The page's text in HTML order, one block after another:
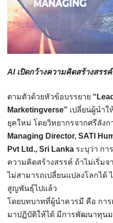
AI เปิดกว้างความคิดสร้างสรร
ตามตัวด้วยหัวข้อบรรยาย
Marketingverse” เปลี่ยนผู้นำ
ยุคใหม่ โดยวิทยากรจากศรีลังก
Managing Director, SATI
Pvt Ltd., Sri Lanka ระบุว่า กา
ความคิดสร้างสรรค์ ถ้าไม่เริ่มจ
ไม่สามารถเปลี่ยนแปลงโลกได้
สูญพันธุ์ไปแล้ว
โดยบทบาทที่ผู้นำควรมี คือ กา
มาปฏิบัติให้ได้ มีการพัฒนาทุน